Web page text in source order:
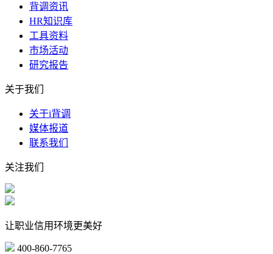
背调资讯
HR知识库
工具资料
市场活动
研究报告
关于我们
关于i背调
媒体报道
联系我们
关注我们
让职业信用环境更美好
400-860-7765